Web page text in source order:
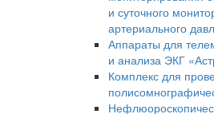
и суточного
артериального
Аппараты для
и анализа ЭКГ
Комплекс для